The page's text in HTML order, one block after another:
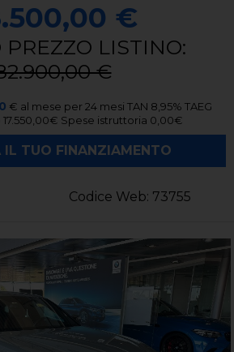
Codice Web: 73755
€
PREZZO LISTINO:
€
€ al mese per 24mesi TAN 8,95% TAEG
17.550,00€ Spese istruttoria 0,00€
IL TUO FINANZIAMENTO